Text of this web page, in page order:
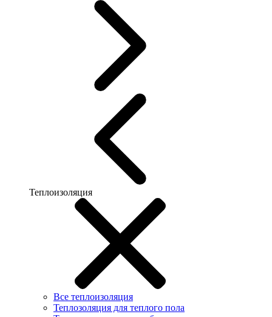
Теплоизоляция
Все теплоизоляция
Теплозоляция для теплого пола